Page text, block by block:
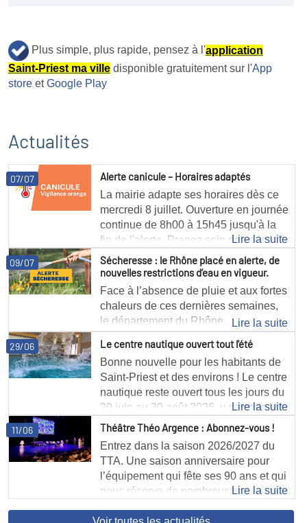
Plus simple, plus rapide, pensez à l'application
Saint-Priest ma villedisponible gratuitement sur l'App
storeetGoogle Play
Actualités
07/07 Alerte canicule – Horaires adaptés
La mairie adapte ses horaires dès ce
mercredi 8 juillet. Ouverture en journée
continue de 8h00 à 15h45 jusqu'à la
fin de l'alerte. Prenez soin de vous !
Lire la suite
09/07
Sécheresse : le Rhône placé en alerte, de
nouvelles restrictions d’eau en vigueur.
Face à l’absence de pluie et aux fortes
chaleurs de ces dernières semaines,
le département du Rhône...
Lire la suite
29/06
Le centre nautique ouvert tout l'été
Bonne nouvelle pour les habitants de
Saint-Priest et des environs ! Le centre
nautique reste ouvert tous les jours du
29 juin au 30 août 2026, y compris les
jours fériés.
Lire la suite
11/06
Théâtre Théo Argence : Abonnez-vous !
Entrez dans la saison 2026/2027 du
TTA. Une saison anniversaire pour
l’équipement qui fête ses 90 ans et qui
nous réserve de nombreusesLire la suite